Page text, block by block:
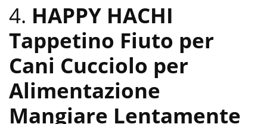
4. HAPPY HACHI
Tappetino Fiuto per
Cani Cucciolo per
Alimentazione
Mangiare Lentamente